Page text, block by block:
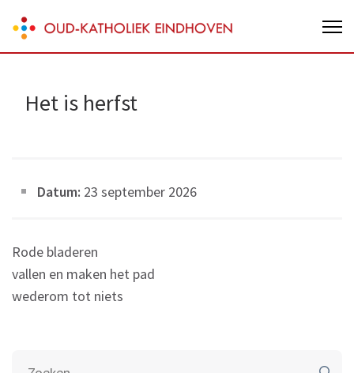
content
Enter)
Oud-Katholieke parochie van
Eindhoven
Het is herfst
Datum: 23 september 2026
Rode bladeren
vallen en maken het pad
wederom tot niets